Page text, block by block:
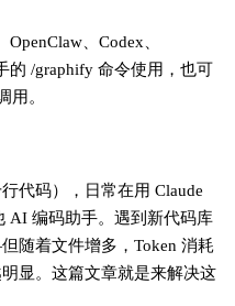
、Codex、
的 /graphify 命令使用，也可
用。
代码），日常在用 Claude
AI 编码助手。遇到新代码库
随着文件增多，Token 消耗
显。这篇文章就是来解决这